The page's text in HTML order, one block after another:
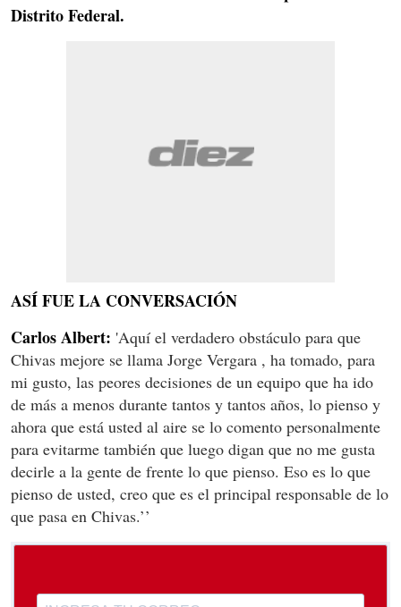
Distrito Federal.
ASÍ FUE LA CONVERSACIÓN
Carlos Albert: 'Aquí el verdadero obstáculo para que
Chivas mejore se llama Jorge Vergara , ha tomado, para
mi gusto, las peores decisiones de un equipo que ha ido
de más a menos durante tantos y tantos años, lo pienso y
ahora que está usted al aire se lo comento personalmente
para evitarme también que luego digan que no me gusta
decirle a la gente de frente lo que pienso. Eso es lo que
pienso de usted, creo que es el principal responsable de lo
que pasa en Chivas.’’